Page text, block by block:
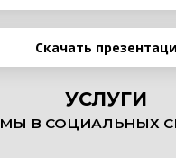
Скачать
УСЛУГИ
МЫ В СОЦИАЛЬНЫХ